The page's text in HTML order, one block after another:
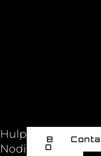
Hulp
Nodig
Bel
Ons